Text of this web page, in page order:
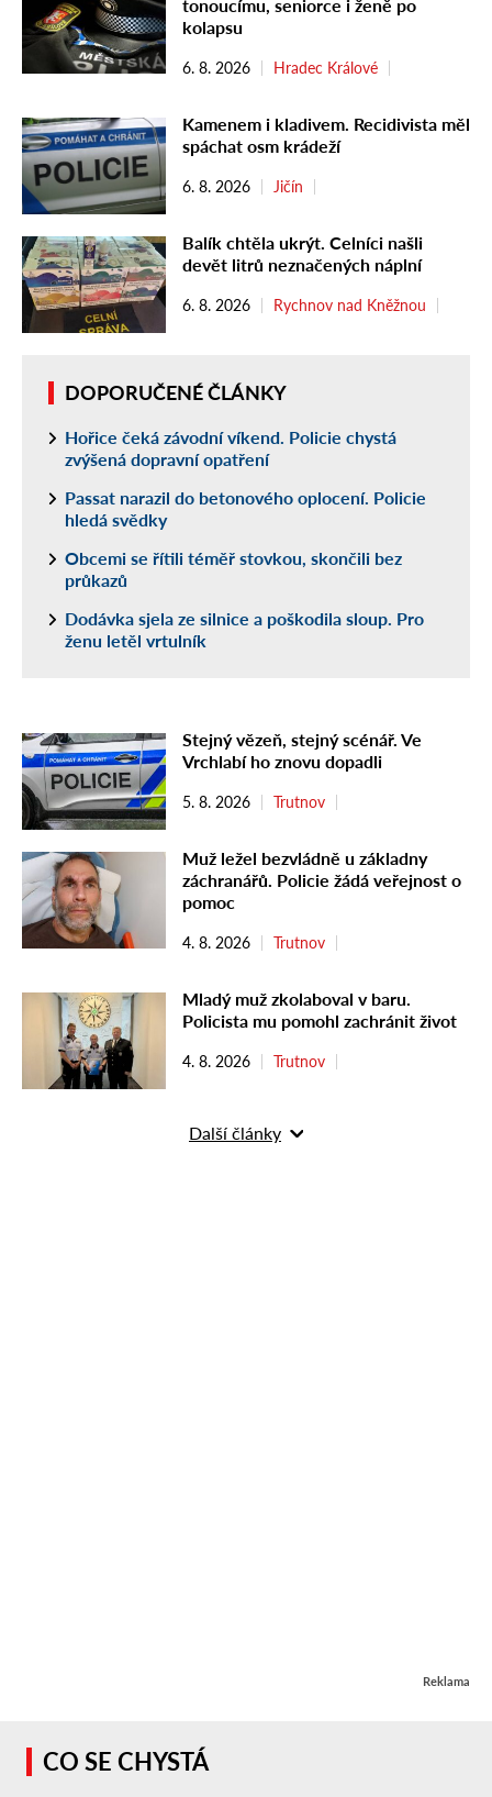
tonoucímu, seniorce i ženě po
kolapsu
6. 8. 2026 Hradec Králové
Kamenem i kladivem. Recidivista měl
spáchat osm krádeží
6. 8. 2026 Jičín
Balík chtěla ukrýt. Celníci našli
devět litrů neznačených náplní
6. 8. 2026 Rychnov nad Kněžnou
DOPORUČENÉ ČLÁNKY
Hořice čeká závodní víkend. Policie chystá
zvýšená dopravní opatření
Passat narazil do betonového oplocení. Policie
hledá svědky
Obcemi se řítili téměř stovkou, skončili bez
průkazů
Dodávka sjela ze silnice a poškodila sloup. Pro
ženu letěl vrtulník
Stejný vězeň, stejný scénář. Ve
Vrchlabí ho znovu dopadli
5. 8. 2026 Trutnov
Muž ležel bezvládně u základny
záchranářů. Policie žádá veřejnost o
pomoc
4. 8. 2026 Trutnov
Mladý muž zkolaboval v baru.
Policista mu pomohl zachránit život
4. 8. 2026 Trutnov
Další články
Reklama
CO SE CHYSTÁ